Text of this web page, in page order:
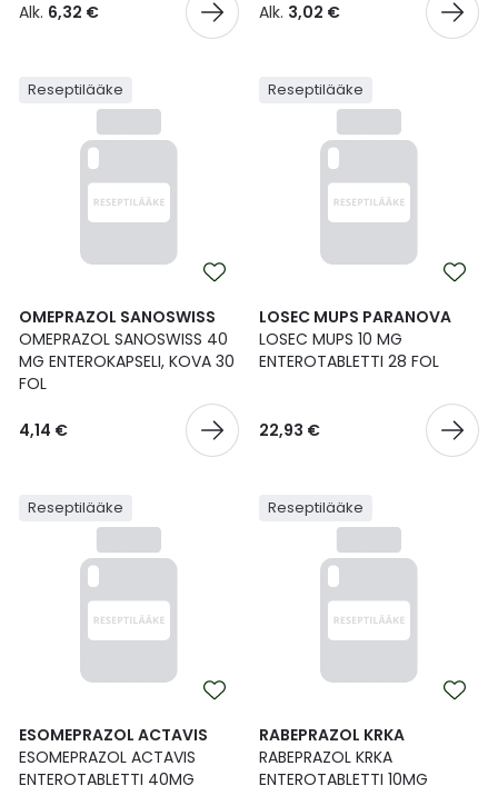
Alk. 6,32 € Alk. 3,02 €
Reseptilääke
OMEPRAZOL SANOSWISS
OMEPRAZOL SANOSWISS 40
MG ENTEROKAPSELI, KOVA 30
FOL
4,14 €
Reseptilääke
LOSEC MUPS PARANOVA
LOSEC MUPS 10 MG
ENTEROTABLETTI 28 FOL
22,93 €
Reseptilääke
ESOMEPRAZOL ACTAVIS
ESOMEPRAZOL ACTAVIS
ENTEROTABLETTI 40MG
Reseptilääke
RABEPRAZOL KRKA
RABEPRAZOL KRKA
ENTEROTABLETTI 10MG